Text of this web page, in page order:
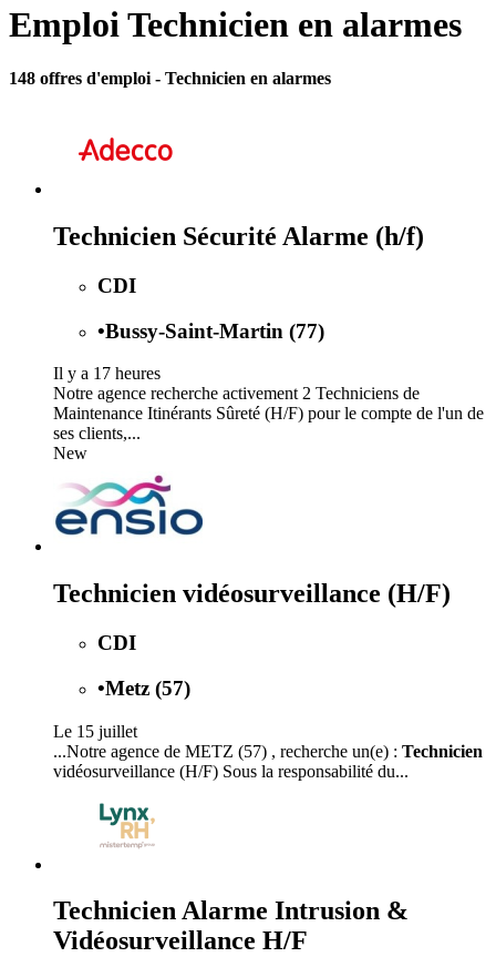
Emploi Technicien en alarmes
148 offres d'emploi - Technicien en alarmes
Technicien Sécurité Alarme (h/f)
CDI
•Bussy-Saint-Martin (77)
Il y a 17 heures
Notre agence recherche activement 2 Techniciens de
Maintenance Itinérants Sûreté (H/F) pour le compte de l'un de
ses clients,...
New
Technicien vidéosurveillance (H/F)
CDI
•Metz (57)
Le 15 juillet
...Notre agence de METZ (57) , recherche un(e) : Technicien
vidéosurveillance (H/F) Sous la responsabilité du...
Technicien Alarme Intrusion &
Vidéosurveillance H/F